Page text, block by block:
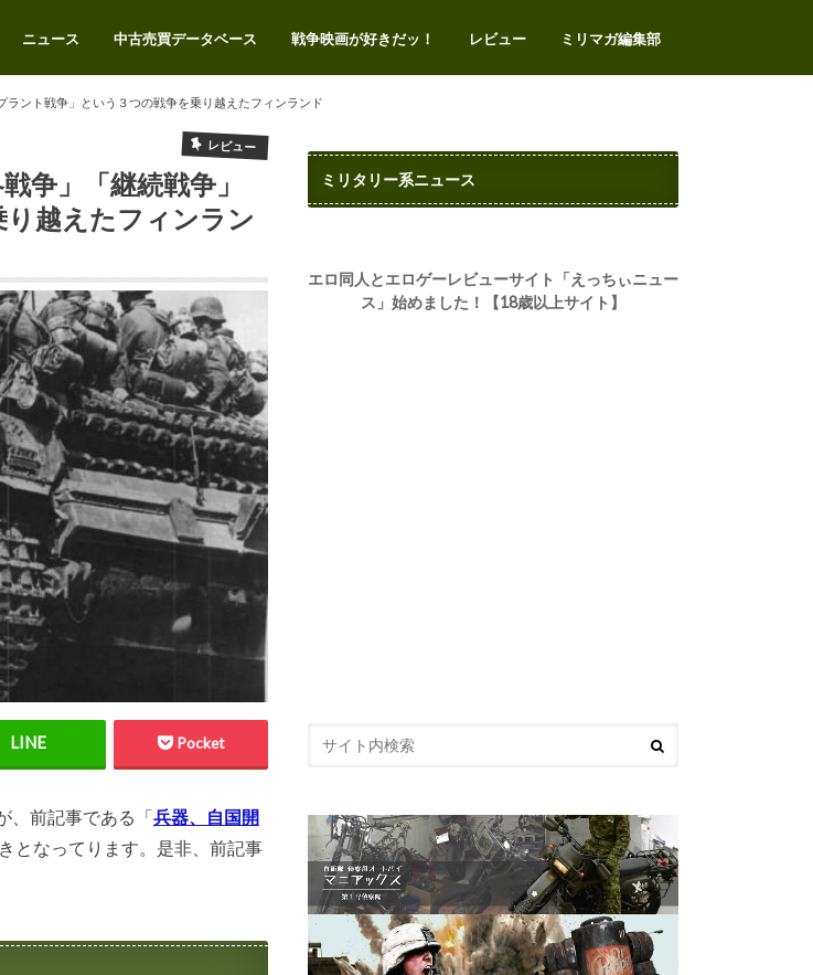
ニュース 中古売買データベース
エアガンをお得に売りたい
戦争映画が好きだッ！ レビュー
エアガンレビュー
サバゲー
ミリタリートイ
ミリタリーアイテム
ミリタリー系イベント
ビデオゲーム
ミリマガ編集部
お問い合わせ
プライバシー・ポリシー
ント戦争」という３つの戦争を乗り越えたフィンランド
レビュー
争」「継続戦争」
り越えたフィンラン
Pocket
、前記事である「兵器、自国開
となってります。是非、前記事
ミリタリー系ニュース
エロ同人とエロゲーレビューサイト「えっちぃニュー
ス」始めました！【18歳以上サイト】